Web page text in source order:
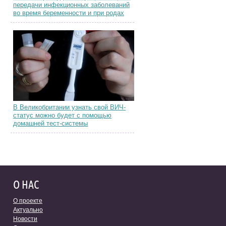
передачи инфекционных заболеваний
во время беременности и при родах
В Великобритании узнать свой ВИЧ-
статус можно будет с помощью
домашней тест-системы
О НАС
О проекте
Актуально
Новости